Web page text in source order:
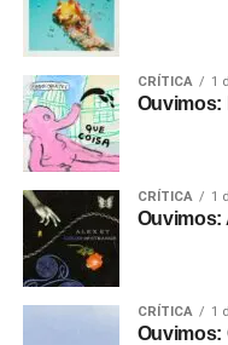
CRÍTICA 1
Ouvimos:
CRÍTICA 1
Ouvimos:
CRÍTICA 1
Ouvimos: